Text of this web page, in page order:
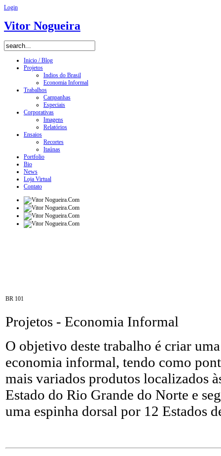
Login
Vitor Nogueira
Inicio / Blog
Projetos
Indios do Brasil
Economia Informal
Trabalhos
Campanhas
Especiais
Corporativas
Imagens
Relatórios
Ensaios
Recortes
Itaúnas
Portfolio
Bio
News
Loja Virtual
Contato
BR 101
Projetos - Economia Informal
O objetivo deste trabalho é criar
economia informal, tendo como
mais variados produtos localizados
Estado do Rio Grande do Norte e
uma espinha dorsal por 12 Estados